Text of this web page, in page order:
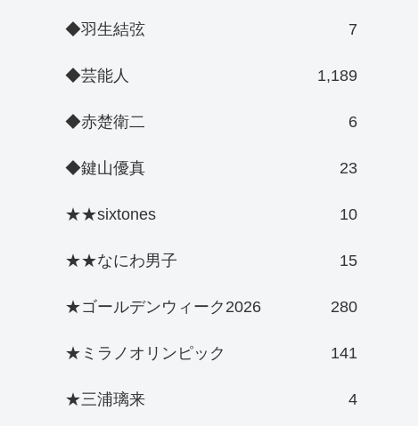
◆羽生結弦 7
◆芸能人 1,189
◆赤楚衛二 6
◆鍵山優真 23
★★sixtones 10
★★なにわ男子 15
★ゴールデンウィーク2026 280
★ミラノオリンピック 141
★三浦璃来 4